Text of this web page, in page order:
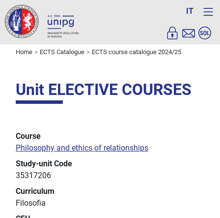
IT
Home ECTS Catalogue ECTS course catalogue 2024/25
Unit ELECTIVE COURSES
Course
Philosophy and ethics of relationships
Study-unit Code
35317206
Curriculum
Filosofia